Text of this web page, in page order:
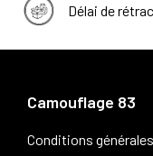
Délai de
Camouflage 83
Conditions